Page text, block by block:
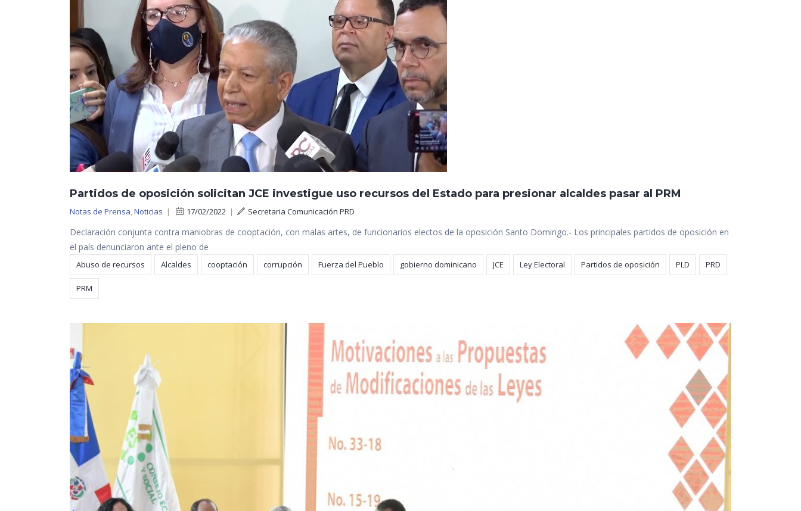
Partidos de oposición solicitan JCE investigue uso recursos del Estado para presionar alcaldes pasar al PRM
Notas de Prensa,Noticias | 17/02/2022 | Secretaria Comunicación PRD
Declaración conjunta contra maniobras de cooptación, con malas artes, de funcionarios electos de la oposición Santo Domingo.- Los principales partidos de oposición en
el país denunciaron ante el pleno de
Abuso de recursos Alcaldes cooptación corrupción Fuerza del Pueblo gobierno dominicano JCE Ley Electoral Partidos de oposición PLD PRD
PRM